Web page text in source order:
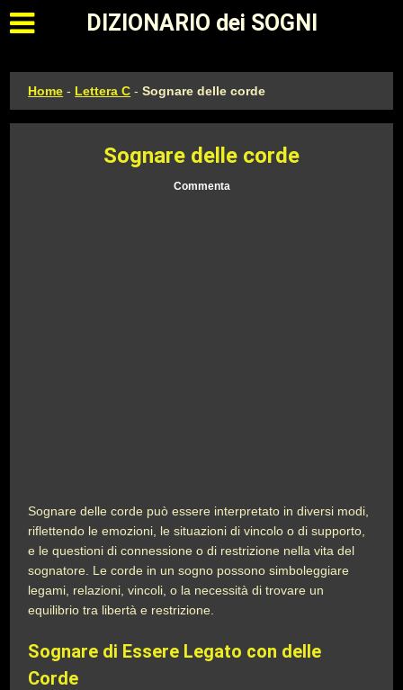
Apri il menu principale
DIZIONARIO dei SOGNI
Home - Lettera C -Sognare delle corde
Sognare delle corde
Commenta
Sognare delle corde può essere interpretato in diversi modi,
riflettendo le emozioni, le situazioni di vincolo o di supporto,
e le questioni di connessione o di restrizione nella vita del
sognatore. Le corde in un sogno possono simboleggiare
legami, relazioni, vincoli, o la necessità di trovare un
equilibrio tra libertà e restrizione.
Sognare di Essere Legato con delle
Corde